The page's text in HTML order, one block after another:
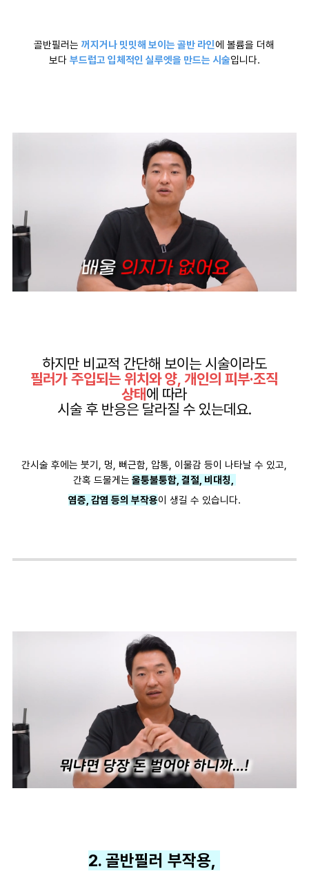
골반필러는꺼지거나 밋밋해 보이는 골반 라인에 볼륨을 더해
보다 부드럽고 입체적인 실루엣을 만드는 시술입니다.
하지만 비교적 간단해 보이는 시술이라도
필러가 주입되는 위치와 양, 개인의 피부·조직
상태에 따라
시술 후 반응은 달라질 수 있는데요.
간시술 후에는 붓기, 멍, 뻐근함, 압통, 이물감 등이 나타날 수 있고,
간혹 드물게는 울퉁불퉁함, 결절, 비대칭,
염증, 감염 등의 부작용이 생길 수 있습니다.
2. 골반필러 부작용,